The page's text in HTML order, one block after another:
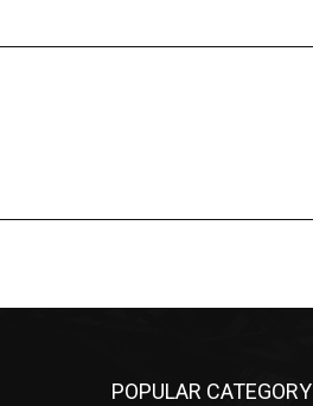
POPULAR CATEGORY